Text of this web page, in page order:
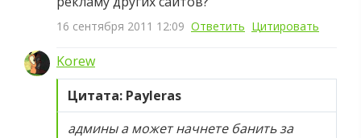
16 сентября 2011 12:09 Ответить Цитировать
Korew
Цитата: Payleras
админы а может начнете банить за